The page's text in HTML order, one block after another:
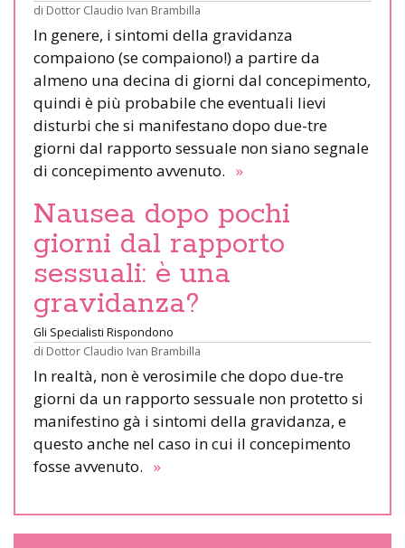
di Dottor Claudio Ivan Brambilla
In genere, i sintomi della gravidanza
compaiono (se compaiono!) a partire da
almeno una decina di giorni dal concepimento,
quindi è più probabile che eventuali lievi
disturbi che si manifestano dopo due-tre
giorni dal rapporto sessuale non siano segnale
di concepimento avvenuto. »
Nausea dopo pochi
giorni dal rapporto
sessuali: è una
gravidanza?
Gli Specialisti Rispondono
di Dottor Claudio Ivan Brambilla
In realtà, non è verosimile che dopo due-tre
giorni da un rapporto sessuale non protetto si
manifestino gà i sintomi della gravidanza, e
questo anche nel caso in cui il concepimento
fosse avvenuto. »